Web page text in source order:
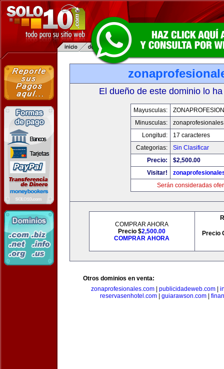
El dueño de este dominio lo
Mayusculas:
Minusculas:
Longitud:
17 caracteres
Categorias:
Sin Clasificar
Precio:
$2,500.00
Visitar!
Serán consideradas
COMPRAR AHORA
Precio $2,500.00
COMPRAR AHORA
Precio
Otros dominios en venta:
zonaprofesionales.com| publicidadeweb.com|
reservasenhotel.com
guiarawson.com